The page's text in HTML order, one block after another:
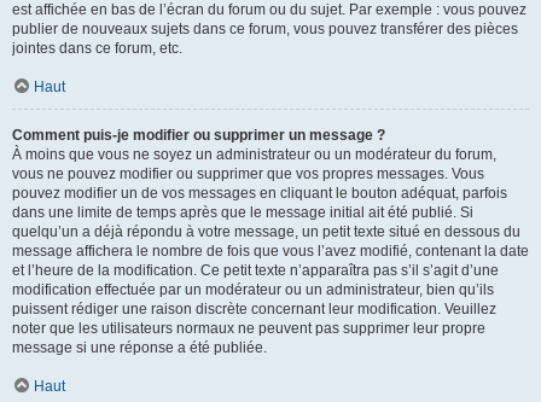
est affichée en bas de l’écran du forum ou du sujet. Par exemple : vous pouvez
publier de nouveaux sujets dans ce forum, vous pouvez transférer des pièces
jointes dans ce forum, etc.
Haut
Comment puis-je modifier ou supprimer un message ?
À moins que vous ne soyez un administrateur ou un modérateur du forum,
vous ne pouvez modifier ou supprimer que vos propres messages. Vous
pouvez modifier un de vos messages en cliquant le bouton adéquat, parfois
dans une limite de temps après que le message initial ait été publié. Si
quelqu’un a déjà répondu à votre message, un petit texte situé en dessous du
message affichera le nombre de fois que vous l’avez modifié, contenant la date
et l’heure de la modification. Ce petit texte n’apparaîtra pas s’il s’agit d’une
modification effectuée par un modérateur ou un administrateur, bien qu’ils
puissent rédiger une raison discrète concernant leur modification. Veuillez
noter que les utilisateurs normaux ne peuvent pas supprimer leur propre
message si une réponse a été publiée.
Haut